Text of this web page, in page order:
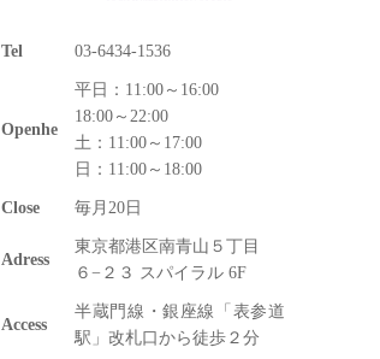
Tel 03-6434-1536
Openhe
平日：11:00～16:00
18:00～22:00
土：11:00～17:00
日：11:00～18:00
Close 毎月20日
Adress
東京都港区南青山５丁目
６−２３ スパイラル 6F
Access
半蔵門線・銀座線「表参道
駅」改札口から徒歩２分